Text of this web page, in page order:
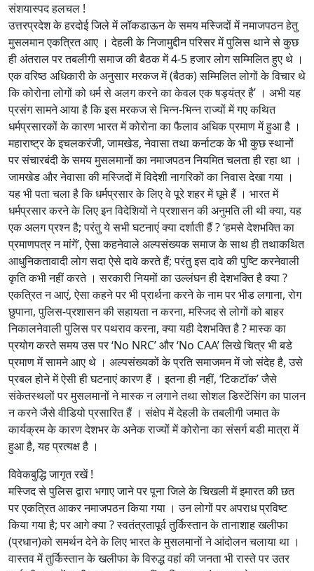
संशयास्पद हलचल !
उत्तरप्रदेश के हरदोई जिले में लॉकडाऊन के समय मस्जिदों में नमाजपठन हेतु
मुसलमान एकत्रित आए । देहली के निजामुद्दीन परिसर में पुलिस थाने से कुछ
ही अंतराल पर तबलीगी समाज की बैठक में 4-5 हजार लोग सम्मिलित हुए थे ।
एक वरिष्ठ अधिकारी के अनुसार मरकज में (बैठक) सम्मिलित लोगों के विचार थे
कि कोरोना लोगों को धर्म से अलग करने का केवल एक षड्यंत्र है’ । अभी यह
प्रसंग सामने आया है कि इस मरकज से भिन्न-भिन्न राज्यों में गए कथित
धर्मप्रसारकों के कारण भारत में कोरोना का फैलाव अधिक प्रमाण में हुआ है ।
महाराष्ट्र के इचलकरंजी, जामखेड, नेवासा तथा कर्नाटक के भी कुछ स्थानों
पर संचारबंदी के समय मुसलमानों का नमाजपठन नियमित चलता ही रहा था ।
जामखेड और नेवासा की मस्जिदों में विदेशी नागरिकों का निवास देखा गया ।
यह भी पता चला है कि धर्मप्रसार के लिए वे पूरे शहर में घूमे हैं । भारत में
धर्मप्रसार करने के लिए इन विदेशियों ने प्रशासन की अनुमति ली थी क्या, यह
एक अलग प्रश्‍न है; परंतु ये सभी घटनाएं क्या दर्शाती हैं ? ‘हमसे देशभक्ति का
प्रमाणपत्र न मांगें’, ऐसा कहनेवाले अल्पसंख्यक समाज के साथ ही तथाकथित
आधुनिकतावादी लोग सदा ऐसे दावे करते हैं; परंतु इस दावे की पुष्टि करनेवाली
कृति कभी नहीं करते । सरकारी नियमों का उल्लंघन ही देशभक्ति है क्या ?
एकत्रित न आएं, ऐसा कहने पर भी प्रार्थना करने के नाम पर भीड लगाना, रोग
छुपाना, पुलिस-प्रशासन की सहायता न करना, मस्जिद से लोगों को बाहर
निकालनेवाली पुलिस पर पथराव करना, क्या यही देशभक्ति है ? मास्क का
प्रयोग करते समय उस पर ‘No NRC’ और ‘No CAA’ लिखे चित्र भी बडे
प्रमाण में सामने आए थे । अल्पसंख्यकों के प्रति समाजमन में जो संदेह है, उसे
प्रबल होने में ऐसी ही घटनाएं कारण हैं । इतना ही नहीं, ‘टिकटॉक’ जैसे
संकेतस्थलों पर मुसलमानों ने मास्क न लगाने तथा सोशल डिस्टेंसिंग का पालन
न करने जैसे वीडियो प्रसारित हैं । संक्षेप में देहली के तबलीगी जमात के
कार्यक्रम के कारण देशभर के अनेक राज्यों में कोरोना का संसर्ग बडी मात्रा में
हुआ है, यह प्रत्यक्ष है ।
विवेकबुद्धि जागृत रखें !
मस्जिद से पुलिस द्वारा भगाए जाने पर पूना जिले के चिखली में इमारत की छत
पर एकत्रित आकर नमाजपठन किया गया । उन लोगों पर अपराध प्रविष्ट
किया गया है; पर आगे क्या ? स्वतंत्रतापूर्व तुर्किस्तान के तानाशाह खलीफा
(प्रधान)को समर्थन देने के लिए भारत के मुसलमानों ने आंदोलन चलाया था ।
वास्तव में तुर्किस्तान के खलीफा के विरुद्ध वहां की जनता भी रास्ते पर उतर